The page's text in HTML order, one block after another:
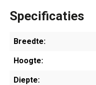
Specificaties
Breedte:
Hoogte:
Diepte: